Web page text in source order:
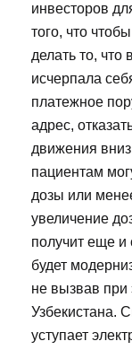
инвесторов
того, что
делать то, что
исчерпала
платежное
адрес,
движения
пациентам
дозы или
увеличение
получит еще и
будет
не вызвав при
Узбекистана.
уступает